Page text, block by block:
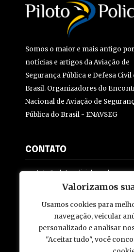
Valorizamos
Usamos cookies para
navegação, veicular
personalizado e analisar
"Aceitar tudo", você
Somos o maior e mais antigo
notícias e artigos da Aviação de
Segurança Pública e Defesa Civil
Brasil. Organizadores do
Nacional de Aviação de
Pública do Brasil - ENAVSEG
CONTATO
contato@pilotopolicial.com.br
© 2009 - 2026 Piloto Policial. Todos